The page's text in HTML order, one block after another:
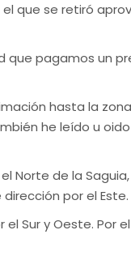
que se retiró
que pagamos un
hasta la
he leído u
Norte de la
por el Este.
el Sur y Oeste. Por el